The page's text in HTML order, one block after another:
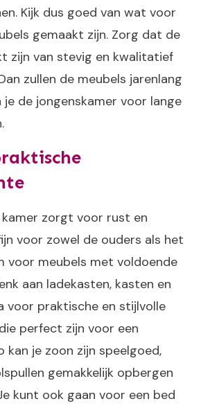
Kijk dus goed van wat voor
gemaakt zijn. Zorg dat de
zijn van stevig en kwalitatief
zullen de meubels jarenlang
je de jongenskamer voor lange
zorgt voor rust en
voor zowel de ouders als het
voor meubels met voldoende
aan ladekasten, kasten en
voor praktische en stijlvolle
perfect zijn voor een
kan je zoon zijn speelgoed,
gemakkelijk opbergen
kunt ook gaan voor een bed